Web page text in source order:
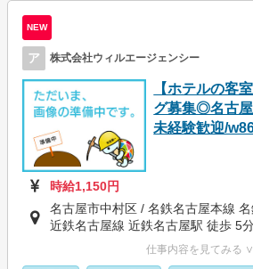
NEW
ア 株式会社ウィルエージェンシー
【ホテルの客
グ募集◎名古
未経験歓迎/
時給1,150円
名古屋市中村区 / 名鉄名古屋本線
近鉄名古屋線 近鉄名古屋駅 徒歩 5分
仕事内容を見てみる ∨